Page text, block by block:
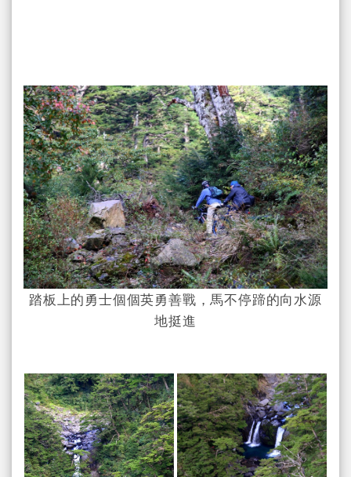
踏板上的勇士個個英勇善戰，馬不停蹄的向水源
地挺進